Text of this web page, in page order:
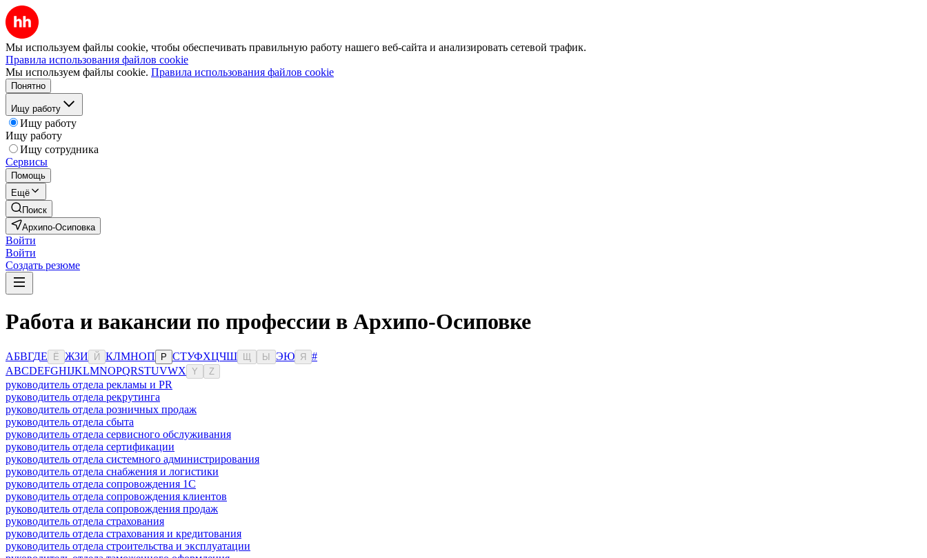
Мы используем файлы cookie, чтобы обеспечивать правильную работу нашего веб-сайта и анализировать сетевой трафик.
Правила использования файлов cookie
Мы используем файлы cookie. Правила использования файлов cookie
Понятно
Ищу работу
Ищу работу
Ищу работу
Ищу сотрудника
Сервисы
Помощь
Ещё
Поиск
Архипо-Осиповка
Войти
Войти
Создать резюме
Работа и вакансии по профессии в Архипо-Осиповке
АБВГДЕ Ё ЖЗИ Й КЛМНОП Р СТУФХЦЧШ Ы ЭЮ Я
#
ABCDEFGHIJKLMNOPQRSTUVWX Y Z
руководитель отдела рекламы и PR
руководитель отдела рекрутинга
руководитель отдела розничных продаж
руководитель отдела сбыта
руководитель отдела сервисного обслуживания
руководитель отдела сертификации
руководитель отдела системного администрирования
руководитель отдела снабжения и логистики
руководитель отдела сопровождения 1С
руководитель отдела сопровождения клиентов
руководитель отдела сопровождения продаж
руководитель отдела страхования
руководитель отдела страхования и кредитования
руководитель отдела строительства и эксплуатации